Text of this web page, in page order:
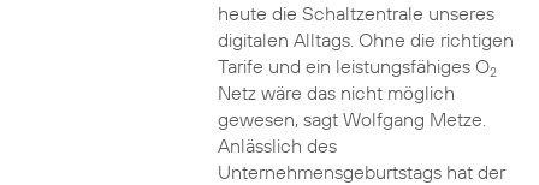
heute die Schaltzentrale unseres
digitalen Alltags. Ohne die richtigen
Tarife und ein leistungsfähiges O2
Netz wäre das nicht möglich
gewesen, sagt Wolfgang Metze.
Anlässlich des
Unternehmensgeburtstags hat der